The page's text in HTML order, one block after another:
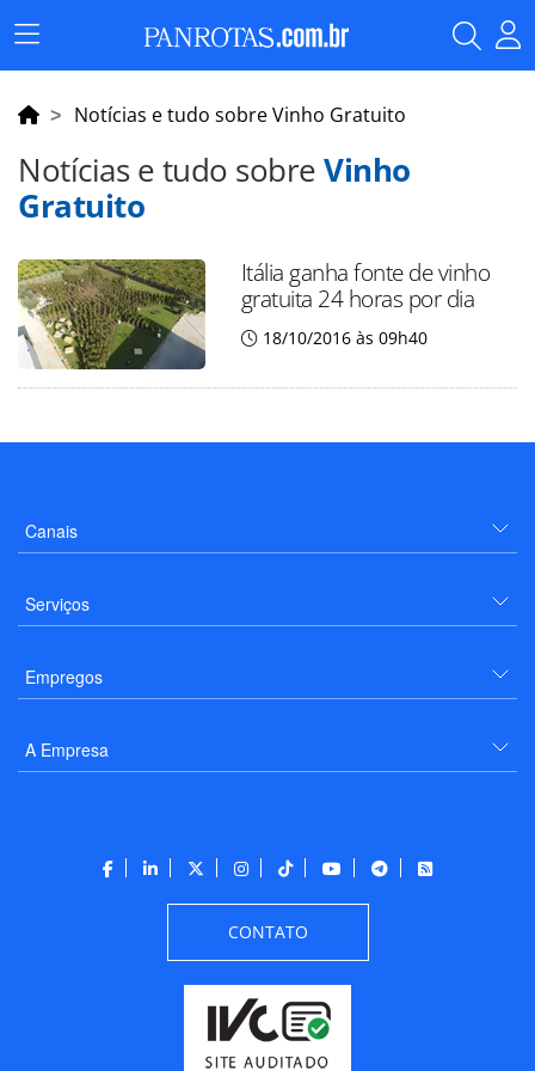
Menu
Principal
Notícias e tudo sobre Vinho Gratuito
Notícias e tudo sobreVinho
Gratuito
Itália ganha fonte de vinho
gratuita 24 horas por dia
18/10/2016 às 09h40
Canais
Serviços
Empregos
A Empresa
CONTATO